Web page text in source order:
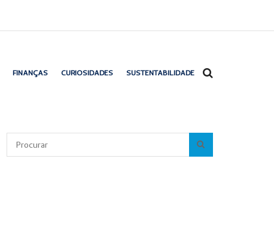
FINANÇAS CURIOSIDADES SUSTENTABILIDADE